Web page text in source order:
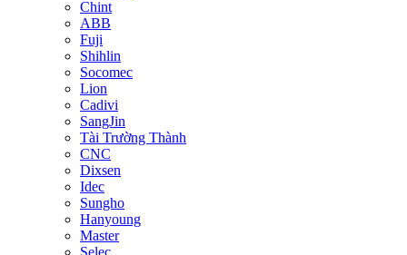
Chint
ABB
Fuji
Shihlin
Socomec
Lion
Cadivi
SangJin
Tài Trường Thành
CNC
Dixsen
Idec
Sungho
Hanyoung
Master
Selec